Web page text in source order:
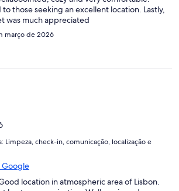
those seeking an excellent location. Lastly,
was much appreciated
março de 2026
Limpeza, check-in, comunicação, localização e
Google
location in atmospheric area of Lisbon.